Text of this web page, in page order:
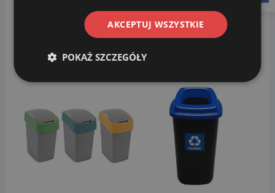
Podobne produkty
AKCEPTUJ WSZYSTKIE
POKAŻ SZCZEGÓŁY